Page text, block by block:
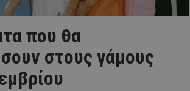
που θα
στους γάμους